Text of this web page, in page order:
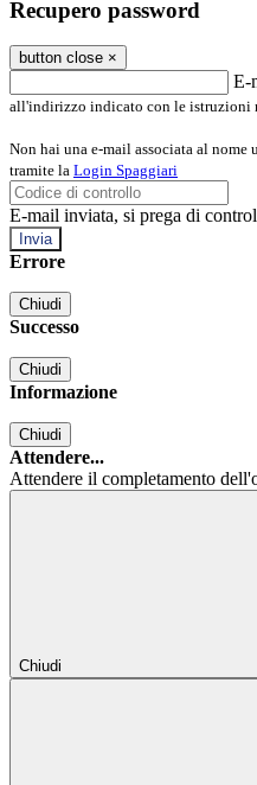
Recupero password
button close ×
E-
all'indirizzo indicato con le istruzioni
Non hai una e-mail associata al nome
tramite la Login Spaggiari
E-mail inviata, si prega di
Errore
Chiudi
Successo
Chiudi
Informazione
Chiudi
Attendere...
Attendere il completamento
Chiudi